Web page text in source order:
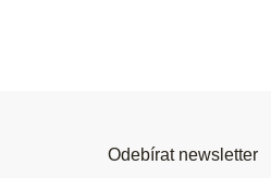
Odebírat newsletter